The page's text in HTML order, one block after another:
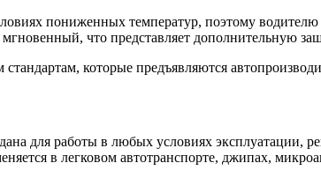
пониженных температур, поэтому
что представляет дополнительную
которые предъявляются
для работы в любых условиях эксплуатации,
в легковом автотранспорте, джипах,